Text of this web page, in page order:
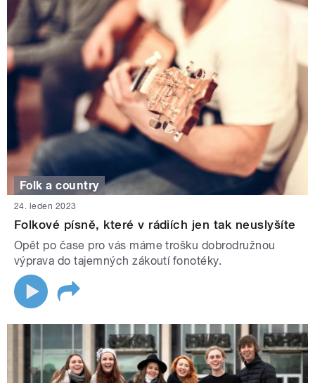
Folk a country
24. leden 2023
Folkové písně, které v rádiích jen tak neuslyšíte
Opět po čase pro vás máme trošku dobrodružnou
výprava do tajemných zákoutí fonotéky.